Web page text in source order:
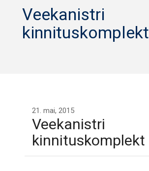
Veekanistri
kinnituskomplekt
21. mai, 2015
Veekanistri
kinnituskomplekt